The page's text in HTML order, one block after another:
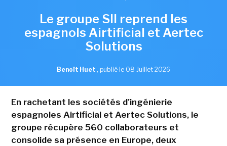
Le groupe SII reprend les
espagnols Airtificial et Aertec
Solutions
Benoît Huet , publié le 08 Juillet 2026
En rachetant les sociétés d'ingénierie
espagnoles Airtificial et Aertec Solutions, le
groupe récupère 560 collaborateurs et
consolide sa présence en Europe, deux